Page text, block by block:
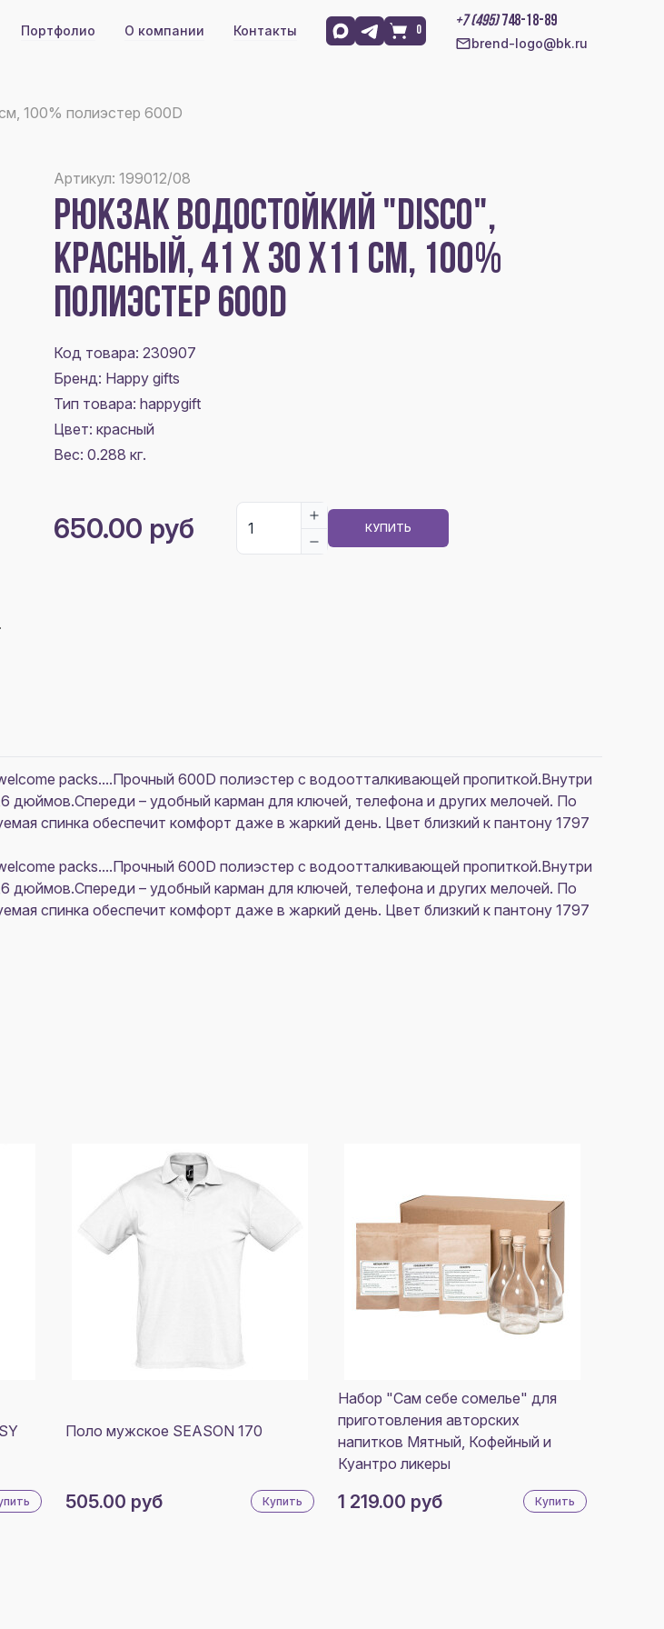
Портфолио О компании Контакты 0
+7 (495)748-18-89
brend-logo@bk.ru
100% полиэстер 600D
Артикул: 199012/08
РЮКЗАК ВОДОСТОЙКИЙ "DISCO",
КРАСНЫЙ, 41 X 30 X11 СМ, 100%
ПОЛИЭСТЕР 600D
Код товара: 230907
Бренд: Happy gifts
Тип товара: happygift
Цвет: красный
Вес: 0.288 кг.
650.00 руб КУПИТЬ
packs....Прочный 600D полиэстер с водоотталкивающей пропиткой.Внутри
дюймов.Спереди – удобный карман для ключей, телефона и других мелочей. По
спинка обеспечит комфорт даже в жаркий день. Цвет близкий к пантону 1797
packs....Прочный 600D полиэстер с водоотталкивающей пропиткой.Внутри
дюймов.Спереди – удобный карман для ключей, телефона и других мелочей. По
спинка обеспечит комфорт даже в жаркий день. Цвет близкий к пантону 1797
Поло мужское SEASON 170
505.00 руб Купить
Набор "Сам себе сомелье" для
приготовления авторских
напитков Мятный, Кофейный и
Куантро ликеры
1 219.00 руб Купить